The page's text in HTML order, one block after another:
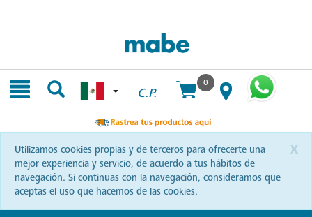
C.P.
0
x
Utilizamos cookies propias y de terceros para ofrecerte una
mejor experiencia y servicio, de acuerdo a tus hábitos de
navegación. Si continuas con la navegación, consideramos que
aceptas el uso que hacemos de las cookies.